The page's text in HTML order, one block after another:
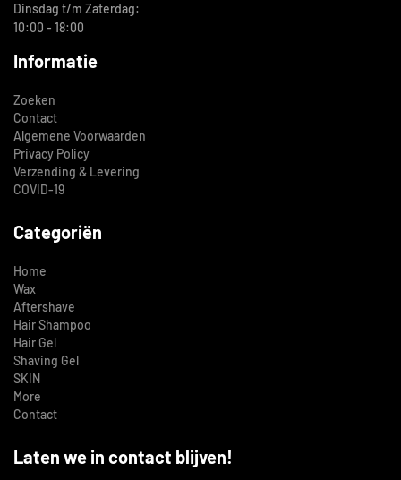
Dinsdag t/m Zaterdag:
10:00 - 18:00
Informatie
Zoeken
Contact
Algemene Voorwaarden
Privacy Policy
Verzending & Levering
COVID-19
Categoriën
Home
Wax
Aftershave
Hair Shampoo
Hair Gel
Shaving Gel
SKIN
More
Contact
Laten we in contact blijven!